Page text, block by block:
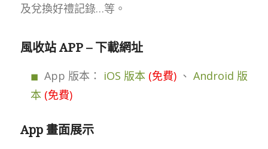
及兌換好禮記錄…等。
風收站 APP – 下載網址
App 版本： iOS 版本 (免費)、 Android 版
本 (免費)
App 畫面展示